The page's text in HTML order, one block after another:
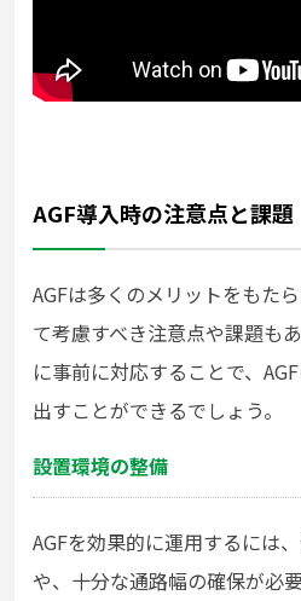
AGF導入時の注意点と課題
AGFは多くのメリットをもた
て考慮すべき注意点や課題も
に事前に対応することで、
出すことができるでしょう。
設置環境の整備
AGFを効果的に運用するには
や、十分な通路幅の確保が必